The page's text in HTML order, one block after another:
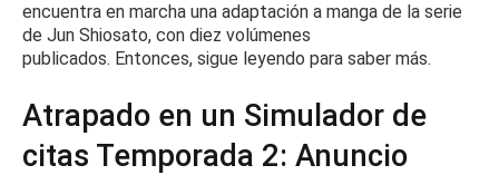
encuentra en marcha una adaptación a manga de la serie
de Jun Shiosato, con diez volúmenes
publicados. Entonces, sigue leyendo para saber más.
Atrapado en un Simulador de
citas Temporada 2: Anuncio